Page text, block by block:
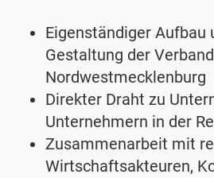
Eigenständiger Aufbau
Gestaltung der
Nordwestmecklenburg
Direkter Draht zu
Unternehmern in der
Zusammenarbeit mit
Wirtschaftsakteuren,